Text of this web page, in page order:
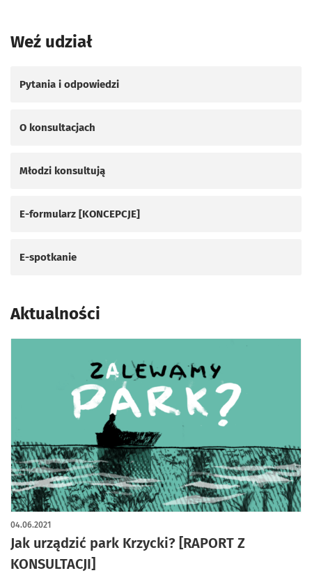
Weź udział
Pytania i odpowiedzi
O konsultacjach
Młodzi konsultują
E-formularz [KONCEPCJE]
E-spotkanie
Aktualności
Jak urządzić park Krzycki? [RAPORT Z
KONSULTACJI]
04.06.2021